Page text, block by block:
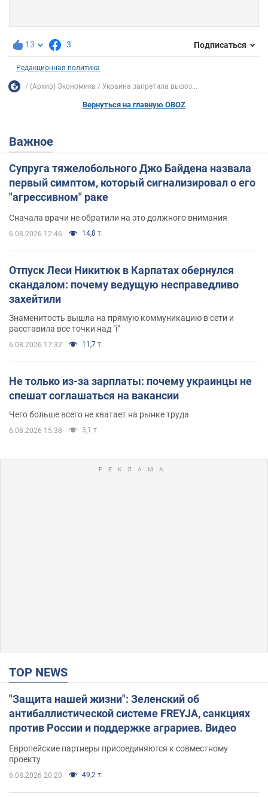
13 3 Подписаться
Редакционная политика
(Архив) Экономика Украина запретила вывоз...
Вернуться на главную OBOZ
Важное
Супруга тяжелобольного Джо Байдена назвала
первый симптом, который сигнализировал о его
"агрессивном" раке
Сначала врачи не обратили на это должного внимания
6.08.2026 12:46 14,8 т.
Отпуск Леси Никитюк в Карпатах обернулся
скандалом: почему ведущую несправедливо
захейтили
Знаменитость вышла на прямую коммуникацию в сети и
расставила все точки над "i"
6.08.2026 17:32 11,7 т.
Не только из-за зарплаты: почему украинцы не
спешат соглашаться на вакансии
Чего больше всего не хватает на рынке труда
6.08.2026 15:38 3,1 т.
TOP NEWS
"Защита нашей жизни": Зеленский об
антибаллистической системе FREYJA, санкциях
против России и поддержке аграриев. Видео
Европейские партнеры присоединяются к совместному
проекту
6.08.2026 20:20 49,2 т.